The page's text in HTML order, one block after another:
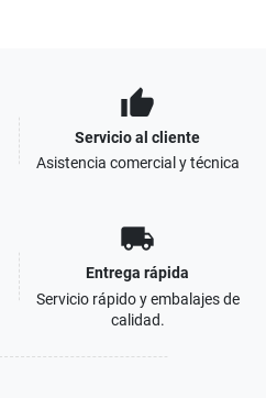
thumb_up
Servicio al cliente
Asistencia comercial y técnica
local_shipping
Entrega rápida
Servicio rápido y embalajes de
calidad.